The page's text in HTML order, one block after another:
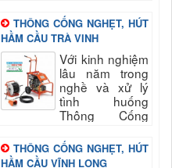
cống nhanh chóng, kịp thời
đảm bảo vệ sinh. Hút...
THÔNG CỐNG NGHẸT, HÚT
HẦM CẦU TRÀ VINH
Với kinh nghiệm
lâu năm trong
nghề và xử lý
tình huống
Thông Cống
cố nghẹt cầu cống nhanh
chóng, kịp thời đảm bảo vệ
THÔNG CỐNG NGHẸT, HÚT
HẦM CẦU VĨNH LONG